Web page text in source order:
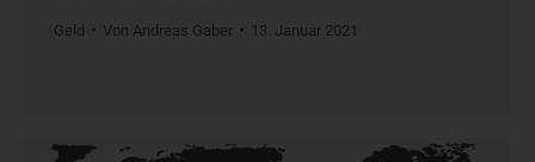
Geld Von Andreas Gaber 13. Januar 2021